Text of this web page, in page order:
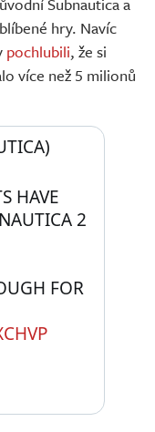
hry. Navíc
pochlubili, že si
více než 5 milionů
HAVE
2
FOR